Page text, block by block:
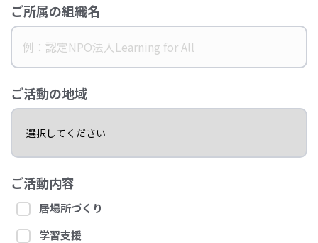
ご所属の組織名
ご活動の地域
ご活動内容
居場所づくり
学習支援